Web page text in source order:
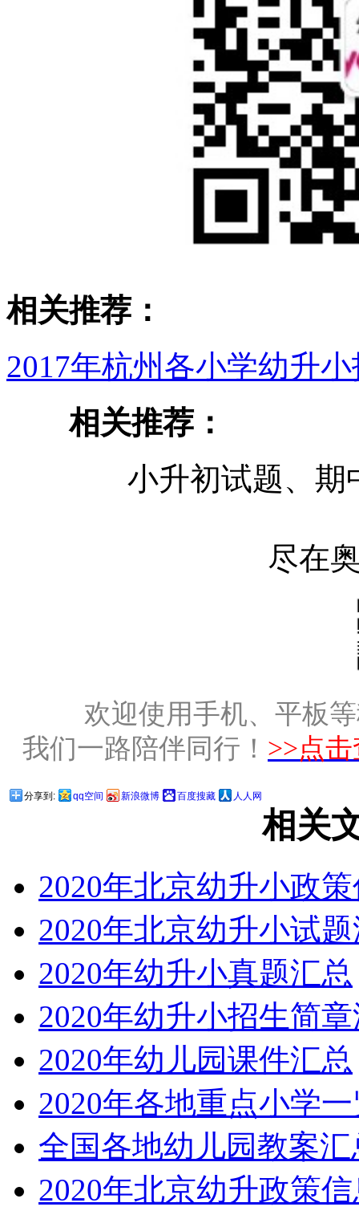
相关推荐：
2017年杭州各小学幼升
相关推荐：
小升初试题、期
尽在
欢迎使用手机、平板
我们一路陪伴同行！ >>点
分享到: qq空间 新浪微博 百度搜藏 人人网
相关
2020年北京幼升小政
2020年北京幼升小试
2020年幼升小真题汇总
2020年幼升小招生简
2020年幼儿园课件汇总
2020年各地重点小学
全国各地幼儿园教案汇
2020年北京幼升政策